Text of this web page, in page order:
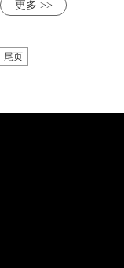
更多 >>
尾页